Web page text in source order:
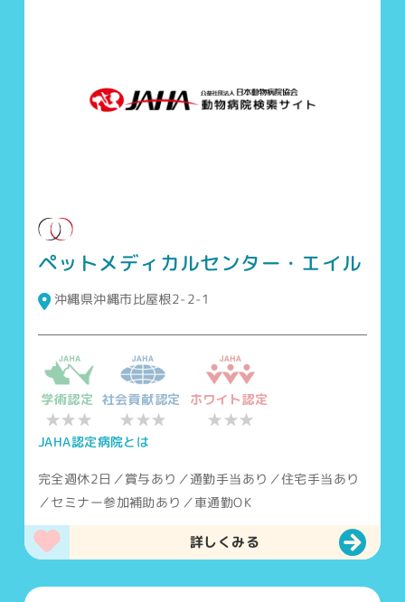
ペットメディカルセンター・エイル
沖縄県沖縄市比屋根2-2-1
学術認定
★★★
社会貢献認定
★★★
ホワイト認定
★★★
JAHA認定病院とは
完全週休2日／賞与あり／通勤手当あり／住宅手当あり
／セミナー参加補助あり／車通勤OK
詳しくみる